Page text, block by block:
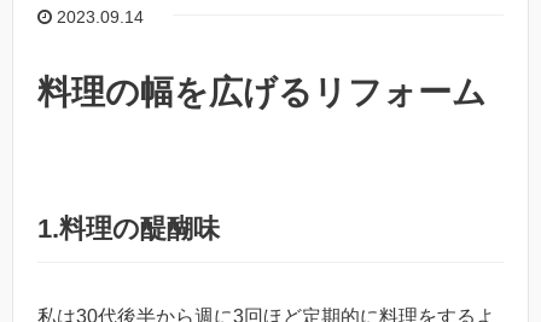
2023.09.14
料理の幅を広げるリフォーム
1.料理の醍醐味
私は30代後半から週に3回ほど定期的に料理をするよ